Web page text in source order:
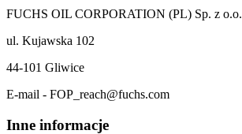
FUCHS OIL CORPORATION (PL) Sp. z o.o.
ul. Kujawska 102
44-101 Gliwice
E-mail - FOP_reach@fuchs.com
Inne informacje